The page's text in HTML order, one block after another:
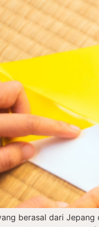
berasal dari